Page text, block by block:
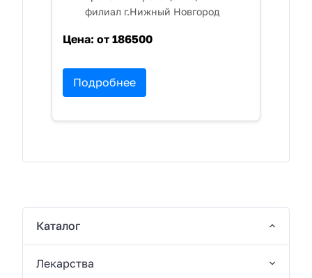
филиал г.Нижный Новгород
Цена: от 186500
Подробнее
Каталог
Лекарства